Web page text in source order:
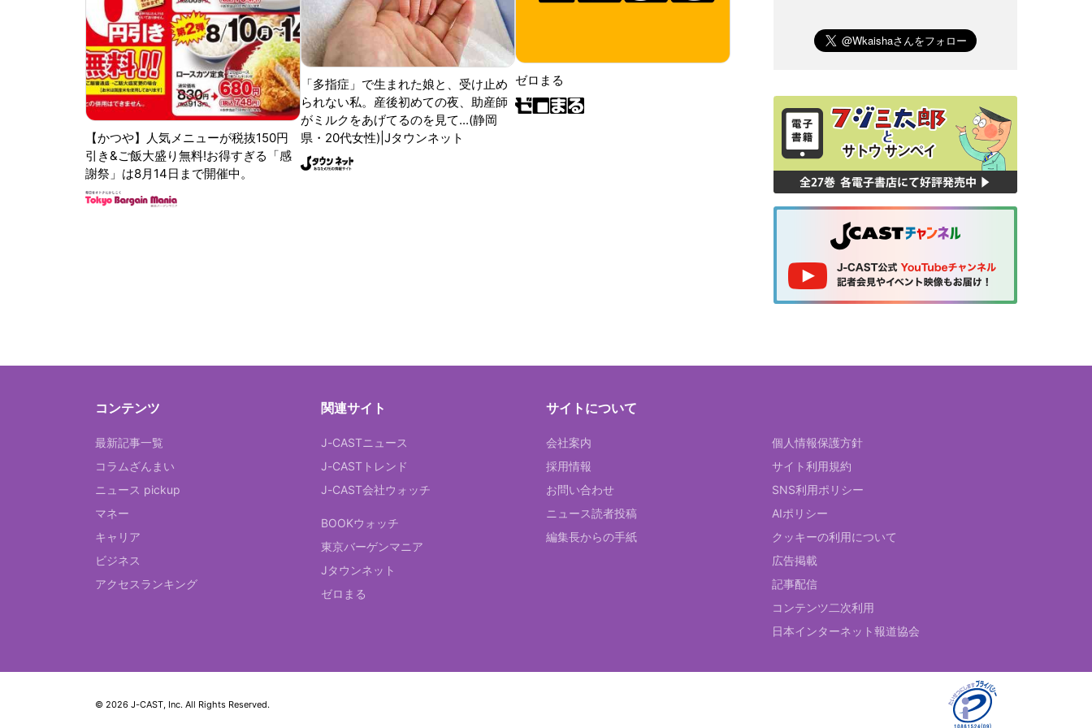
【かつや】人気メニューが税抜150円
引き&ご飯大盛り無料!お得すぎる「感
謝祭」は8月14日まで開催中。
「多指症」で生まれた娘と、受け止め
られない私。産後初めての夜、助産師
がミルクをあげてるのを見て...(静岡
県・20代女性)|Jタウンネット
ゼロまる
コンテンツ
最新記事一覧
コラムざんまい
ニュース pickup
マネー
キャリア
ビジネス
アクセスランキング
関連サイト
J-CASTニュース
J-CASTトレンド
J-CAST会社ウォッチ
BOOKウォッチ
東京バーゲンマニア
Jタウンネット
ゼロまる
サイトについて
会社案内
採用情報
お問い合わせ
ニュース読者投稿
編集長からの手紙
個人情報保護方針
サイト利用規約
SNS利用ポリシー
AIポリシー
クッキーの利用について
広告掲載
記事配信
コンテンツ二次利用
日本インターネット報道協会
© 2026 J-CAST, Inc. All Rights Reserved.